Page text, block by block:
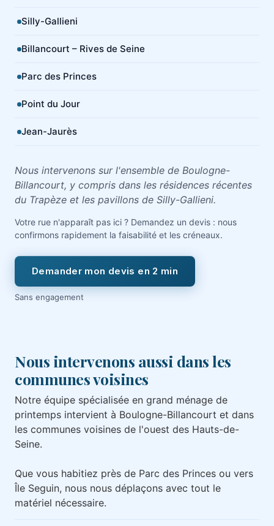
Silly-Gallieni
Billancourt – Rives de Seine
Parc des Princes
Point du Jour
Jean-Jaurès
Nous intervenons sur l'ensemble de Boulogne-
Billancourt, y compris dans les résidences récentes
du Trapèze et les pavillons de Silly-Gallieni.
Votre rue n'apparaît pas ici ? Demandez un devis : nous
confirmons rapidement la faisabilité et les créneaux.
Demander mon devis en 2 min
Sans engagement
Nous intervenons aussi dans les
communes voisines
Notre équipe spécialisée en grand ménage de
printemps intervient à Boulogne-Billancourt et dans
les communes voisines de l'ouest des Hauts-de-
Seine.
Que vous habitiez près de Parc des Princes ou vers
Île Seguin, nous nous déplaçons avec tout le
matériel nécessaire.